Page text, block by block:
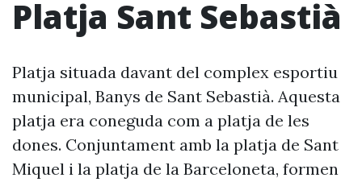
Platja Sant Sebastià
Platja situada davant del complex esportiu
municipal, Banys de Sant Sebastià. Aquesta
platja era coneguda com a platja de les
dones. Conjuntament amb la platja de Sant
Miquel i la platja de la Barceloneta, formen